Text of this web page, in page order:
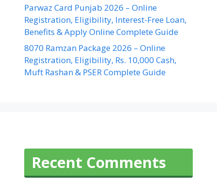
Parwaz Card Punjab 2026 – Online
Registration, Eligibility, Interest-Free Loan,
Benefits & Apply Online Complete Guide
8070 Ramzan Package 2026 – Online
Registration, Eligibility, Rs. 10,000 Cash,
Muft Rashan & PSER Complete Guide
Recent Comments